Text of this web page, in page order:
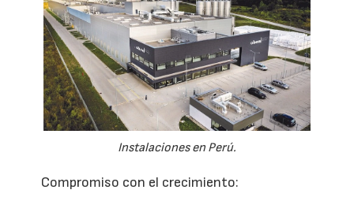
Instalaciones en Perú.
Compromiso con el crecimiento: